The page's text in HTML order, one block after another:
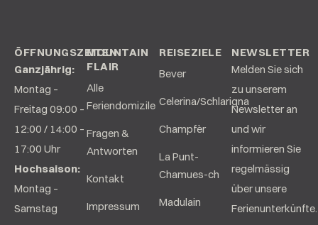
ÖFFNUNGSZEITEN
Ganzjährig:
Montag –
Freitag 09:00 –
12:00 / 14:00 –
17:00 Uhr
Hochsaison:
Montag –
Samstag
MOUNTAIN
FLAIR
Alle
Feriendomizile
Fragen &
Antworten
Kontakt
Impressum
REISEZIELE
Bever
Celerina/Schlarigna
Champfèr
La Punt-
Chamues-ch
Madulain
NEWSLETTER
Melden Sie sich
zu unserem
Newsletter an
und wir
informieren Sie
regelmässig
über unsere
Ferienunterkünfte.